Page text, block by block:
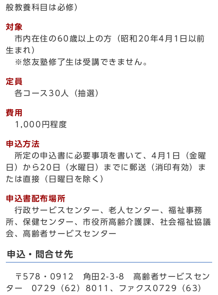
般教養科目は必修）
対象
市内在住の60歳以上の方（昭和20年4月1日以前
生まれ）
※悠友塾修了生は受講できません。
定員
各コース30人（抽選）
費用
1,000円程度
申込方法
所定の申込書に必要事項を書いて、4月1日（金曜
日）から20日（水曜日）までに郵送（消印有効）ま
たは直接（日曜日を除く）
申込書配布場所
行政サービスセンター、老人センター、福祉事務
所、保健センター、市役所高齢介護課、社会福祉協議
会、高齢者サービスセンター
申込・問合せ先
〒578・0912 角田2-3-8 高齢者サービスセン
ター 0729（62）8011、ファクス0729（63）